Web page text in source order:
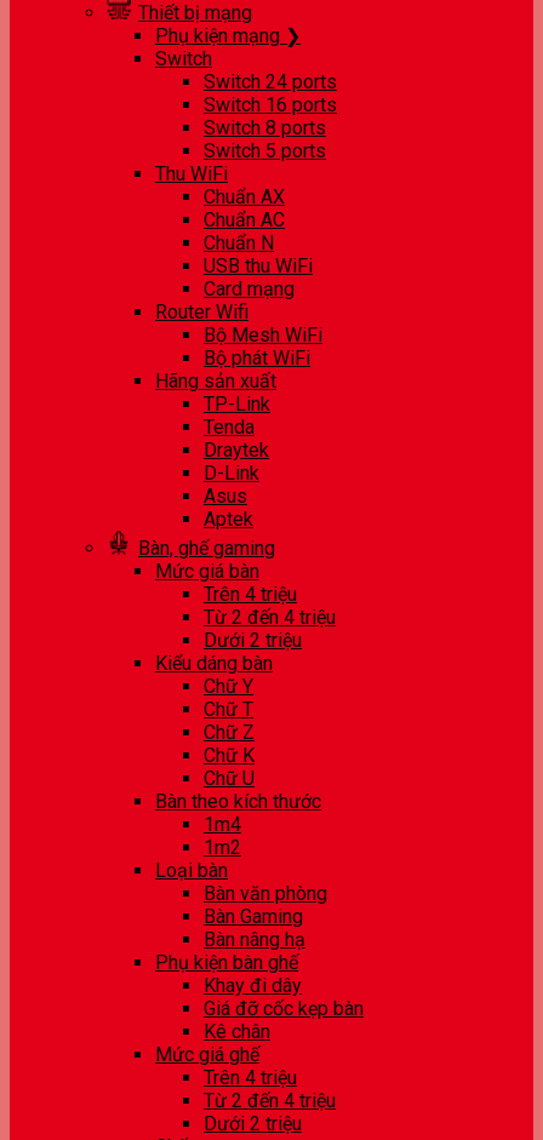
Thiết bị mạng
Phụ kiện mạng ❯
Switch
Switch 24 ports
Switch 16 ports
Switch 8 ports
Switch 5 ports
Thu WiFi
Chuẩn AX
Chuẩn AC
Chuẩn N
USB thu WiFi
Card mạng
Router Wifi
Bộ Mesh WiFi
Bộ phát WiFi
Hãng sản xuất
TP-Link
Tenda
Draytek
D-Link
Asus
Aptek
Bàn, ghế gaming
Mức giá bàn
Trên 4 triệu
Từ 2 đến 4 triệu
Dưới 2 triệu
Kiểu dáng bàn
Chữ Y
Chữ T
Chữ Z
Chữ K
Chữ U
Bàn theo kích thước
1m4
1m2
Loại bàn
Bàn văn phòng
Bàn Gaming
Bàn nâng hạ
Phụ kiện bàn ghế
Khay đi dây
Giá đỡ cốc kẹp bàn
Kê chân
Mức giá ghế
Trên 4 triệu
Từ 2 đến 4 triệu
Dưới 2 triệu